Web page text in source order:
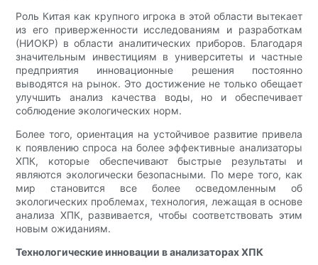
Роль Китая как крупного игрока в этой области вытекает
из его приверженности исследованиям и разработкам
(НИОКР) в области аналитических приборов. Благодаря
значительным инвестициям в университеты и частные
предприятия инновационные решения постоянно
выводятся на рынок. Это достижение не только обещает
улучшить анализ качества воды, но и обеспечивает
соблюдение экологических норм.
Более того, ориентация на устойчивое развитие привела
к появлению спроса на более эффективные анализаторы
ХПК, которые обеспечивают быстрые результаты и
являются экологически безопасными. По мере того, как
мир становится все более осведомленным об
экологических проблемах, технология, лежащая в основе
анализа ХПК, развивается, чтобы соответствовать этим
новым ожиданиям.
Технологические инновации в анализаторах ХПК